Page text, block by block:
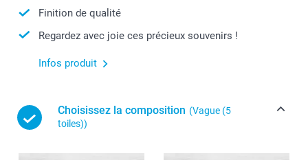
Finition de qualité
Regardez avec joie ces précieux souvenirs !
Infos produit
Choisissez la composition (Vague (5
toiles))